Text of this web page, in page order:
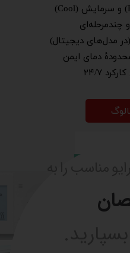
چندمرحله‌ای
مدل‌های دیجیتال)
دمای ایمن
۲۴/۷​​​​​​​
مناسب را به